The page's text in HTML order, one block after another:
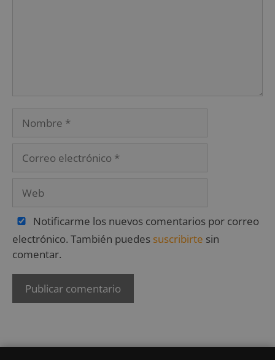
Notificarme los nuevos comentarios por correo
electrónico. También puedes suscribirte sin
comentar.